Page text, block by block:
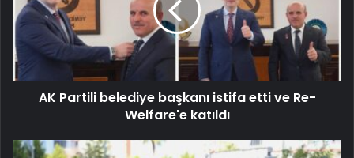
AK Partili belediye başkanı istifa etti ve Re-
Welfare'e katıldı